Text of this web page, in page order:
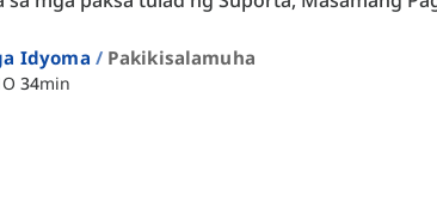
Idyoma Pakikisalamuha
O 34min